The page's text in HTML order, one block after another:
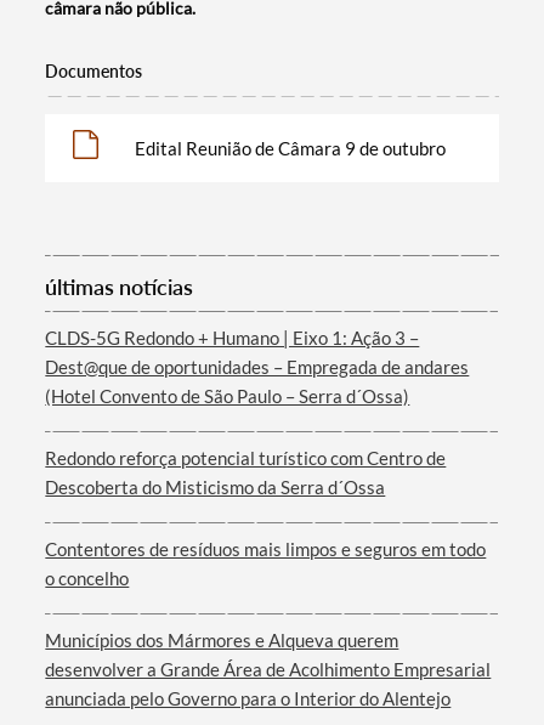
Termo de Pesquisa
Categorias gerais
câmara não pública.
Documentos
Edital Reunião de Câmara 9 de outubro
últimas notícias
CLDS-5G Redondo + Humano | Eixo 1: Ação 3 –
Dest@que de oportunidades – Empregada de andares
(Hotel Convento de São Paulo – Serra d´Ossa)
Redondo reforça potencial turístico com Centro de
Descoberta do Misticismo da Serra d´Ossa
Contentores de resíduos mais limpos e seguros em todo
o concelho
Municípios dos Mármores e Alqueva querem
desenvolver a Grande Área de Acolhimento Empresarial
anunciada pelo Governo para o Interior do Alentejo